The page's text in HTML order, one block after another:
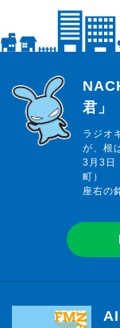
らじっと
君」
ラジオ
が、根
3月3日
町）
座右の